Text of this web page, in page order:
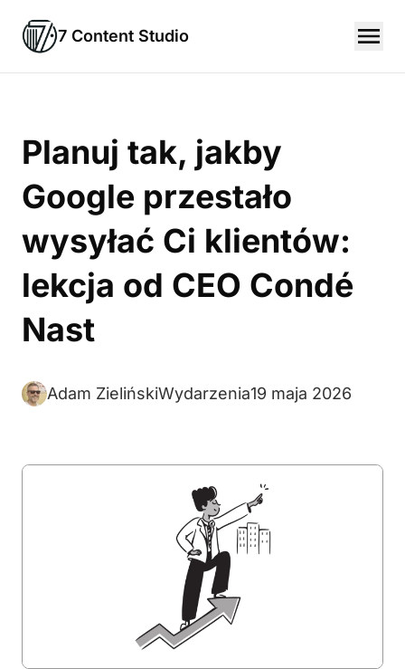
7 Content Studio
Planuj tak, jakby
Google przestało
wysyłać Ci klientów:
lekcja od CEO Condé
Nast
Adam ZielińskiWydarzenia19 maja 2026